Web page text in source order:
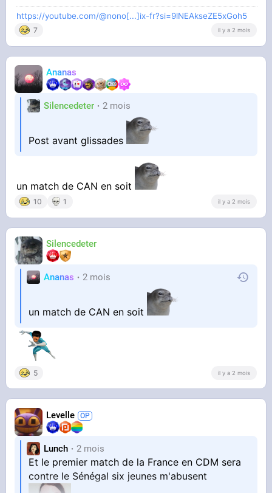
https://youtube.com/@nono[...]ix-fr?si=9lNEAkseZE5xGoh5
7 il y a 2 mois
Ananas
Silencedeter 2 mois
Post avant glissades
un match de CAN en soit
10 1 il y a 2 mois
Silencedeter
Ananas 2 mois
un match de CAN en soit
5 il y a 2 mois
Levelle
Lunch 2 mois
Et le premier match de la France en CDM sera
contre le Sénégal six jeunes m'abusent